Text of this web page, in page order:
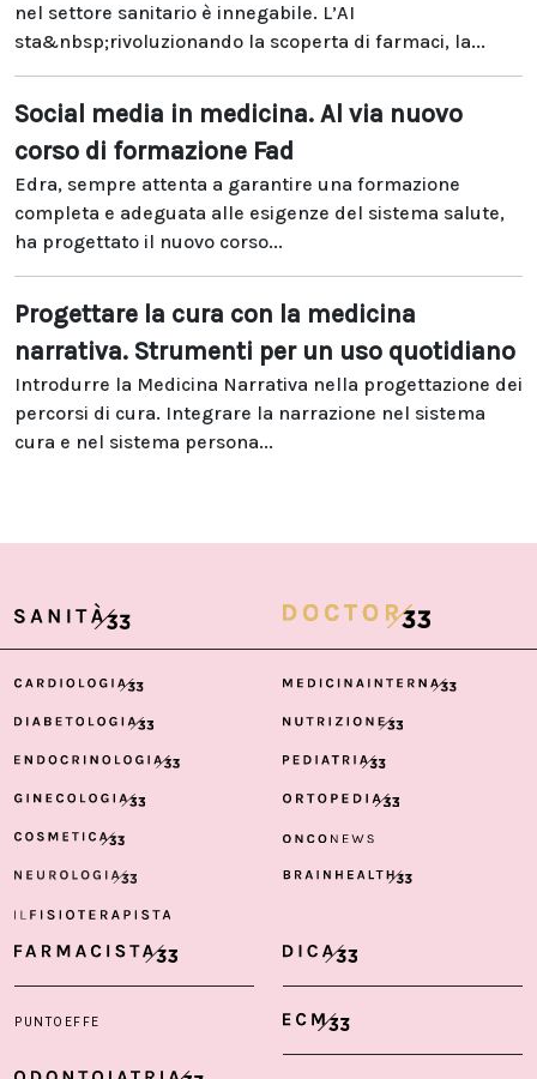
nel settore sanitario è innegabile. L’AI
sta&nbsp;rivoluzionando la scoperta di farmaci, la...
Social media in medicina. Al via nuovo
corso di formazione Fad
Edra, sempre attenta a garantire una formazione
completa e adeguata alle esigenze del sistema salute,
ha progettato il nuovo corso...
Progettare la cura con la medicina
narrativa. Strumenti per un uso quotidiano
Introdurre la Medicina Narrativa nella progettazione dei
percorsi di cura. Integrare la narrazione nel sistema
cura e nel sistema persona...